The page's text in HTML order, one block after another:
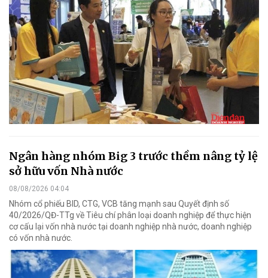
Ngân hàng nhóm Big 3 trước thềm nâng tỷ lệ
sở hữu vốn Nhà nước
08/08/2026 04:04
Nhóm cổ phiếu BID, CTG, VCB tăng mạnh sau Quyết định số
40/2026/QĐ-TTg về Tiêu chí phân loại doanh nghiệp để thực hiện
cơ cấu lại vốn nhà nước tại doanh nghiệp nhà nước, doanh nghiệp
có vốn nhà nước.